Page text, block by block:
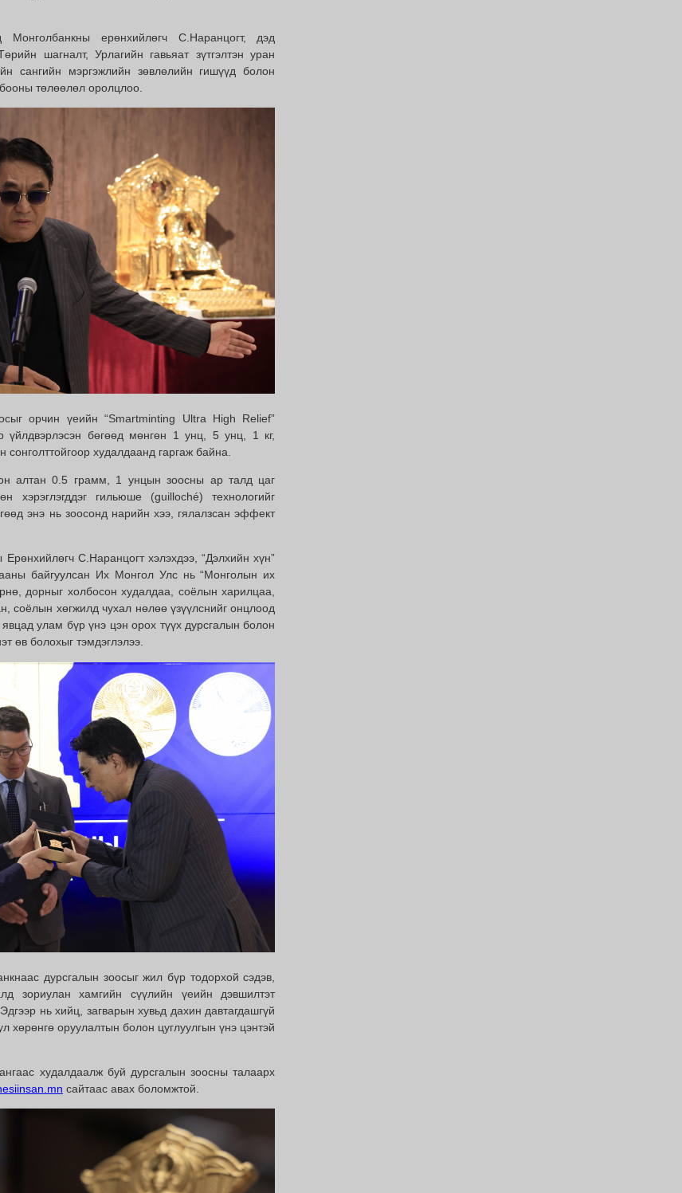
Монголбанкны ерөнхийлөгч С.Наранцогт, дэд
шагналт, Урлагийн гавьяат зүтгэлтэн уран
сангийн мэргэжлийн зөвлөлийн гишүүд болон
төлөөлөл оролцлоо.
орчин үеийн “Smartminting Ultra High Relief”
үйлдвэрлэсэн бөгөөд мөнгөн 1 унц, 5 унц, 1 кг,
худалдаанд гаргаж байна.
алтан 0.5 грамм, 1 унцын зоосны ар талд цаг
хэрэглэгддэг гильюше (guilloché) технологийг
энэ нь зоосонд нарийн хээ, гялалзсан эффект
С.Наранцогт хэлэхдээ, “Дэлхийн хүн”
байгуулсан Их Монгол Улс нь “Монголын их
дорныг холбосон худалдаа, соёлын харилцаа,
соёлын хөгжилд чухал нөлөө үзүүлснийг онцлоод
улам бүр үнэ цэн орох түүх дурсгалын болон
өв болохыг тэмдэглэлээ.
дурсгалын зоосыг жил бүр тодорхой сэдэв,
зориулан хамгийн сүүлийн үеийн дэвшилтэт
нь хийц, загварын хувьд дахин давтагдашгүй
хөрөнгө оруулалтын болон цуглуулгын үнэ цэнтэй
худалдаалж буй дурсгалын зоосны талаарх
сайтаас авах боломжтой.